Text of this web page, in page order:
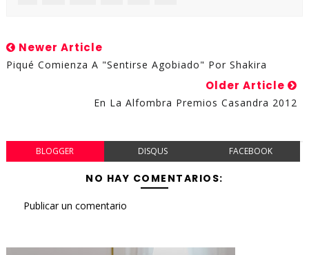
Newer Article
Piqué Comienza A "sentirse Agobiado" Por Shakira
Older Article
En La Alfombra Premios Casandra 2012
BLOGGER DISQUS FACEBOOK
NO HAY COMENTARIOS:
Publicar un comentario